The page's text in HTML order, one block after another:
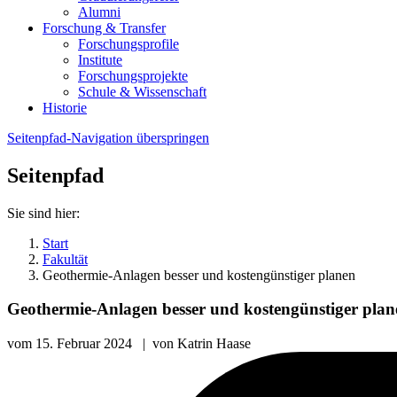
Alumni
Forschung & Transfer
Forschungsprofile
Institute
Forschungsprojekte
Schule & Wissenschaft
Historie
Seitenpfad-Navigation überspringen
Seitenpfad
Sie sind hier:
Start
Fakultät
Geothermie-Anlagen besser und kostengünstiger planen
Geothermie-Anlagen besser und kostengünstiger
vom 15. Februar 2024 | von Katrin Haase